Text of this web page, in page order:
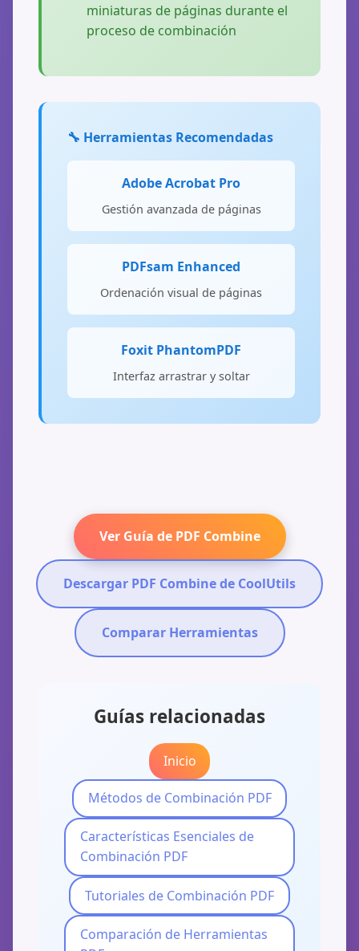
miniaturas de páginas durante el
proceso de combinación
🔧 Herramientas Recomendadas
Adobe Acrobat Pro
Gestión avanzada de páginas
PDFsam Enhanced
Ordenación visual de páginas
Foxit PhantomPDF
Interfaz arrastrar y soltar
Ver Guía de PDF Combine
Descargar PDF Combine de CoolUtils
Comparar Herramientas
Guías relacionadas
Inicio
Métodos de Combinación PDF
Características Esenciales de
Combinación PDF
Tutoriales de Combinación PDF
Comparación de Herramientas